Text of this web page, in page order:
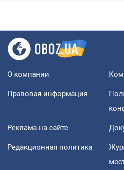
О компании
Правовая информация
Реклама на сайте
Редакционная политика